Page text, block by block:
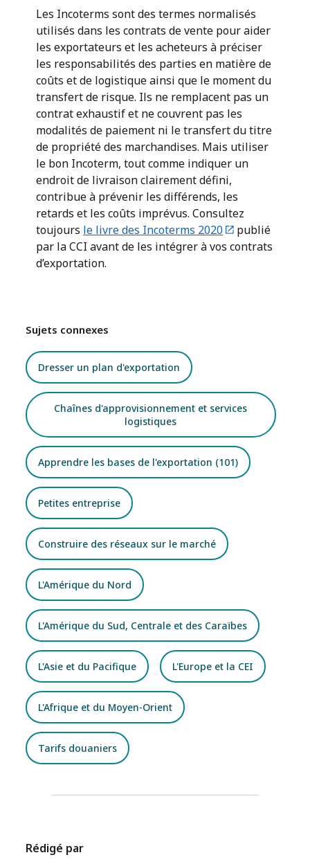
Les Incoterms sont des termes normalisés
utilisés dans les contrats de vente pour aider
les exportateurs et les acheteurs à préciser
les responsabilités des parties en matière de
coûts et de logistique ainsi que le moment du
transfert de risque. Ils ne remplacent pas un
contrat exhaustif et ne couvrent pas les
modalités de paiement ni le transfert du titre
de propriété des marchandises. Mais utiliser
le bon Incoterm, tout comme indiquer un
endroit de livraison clairement défini,
contribue à prévenir les différends, les
retards et les coûts imprévus. Consultez
toujours le livre des Incoterms 2020
publié
par la CCI avant de les intégrer à vos contrats
d’exportation.
Sujets connexes
Dresser un plan d'exportation
Chaînes d'approvisionnement et services
logistiques
Apprendre les bases de l'exportation (101)
Petites entreprise
Construire des réseaux sur le marché
L'Amérique du Nord
L'Amérique du Sud, Centrale et des Caraïbes
L'Asie et du Pacifique L'Europe et la CEI
L'Afrique et du Moyen-Orient
Tarifs douaniers
Rédigé par